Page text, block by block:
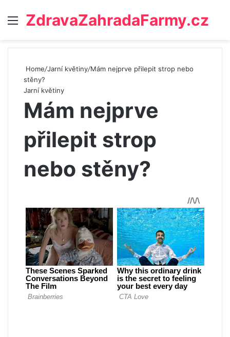
Menu
ZdravaZahradaFarmy.cz
Home/Jarní květiny/Mám nejprve přilepit strop nebo
stěny?
Jarní květiny
Mám nejprve
přilepit strop
nebo stěny?